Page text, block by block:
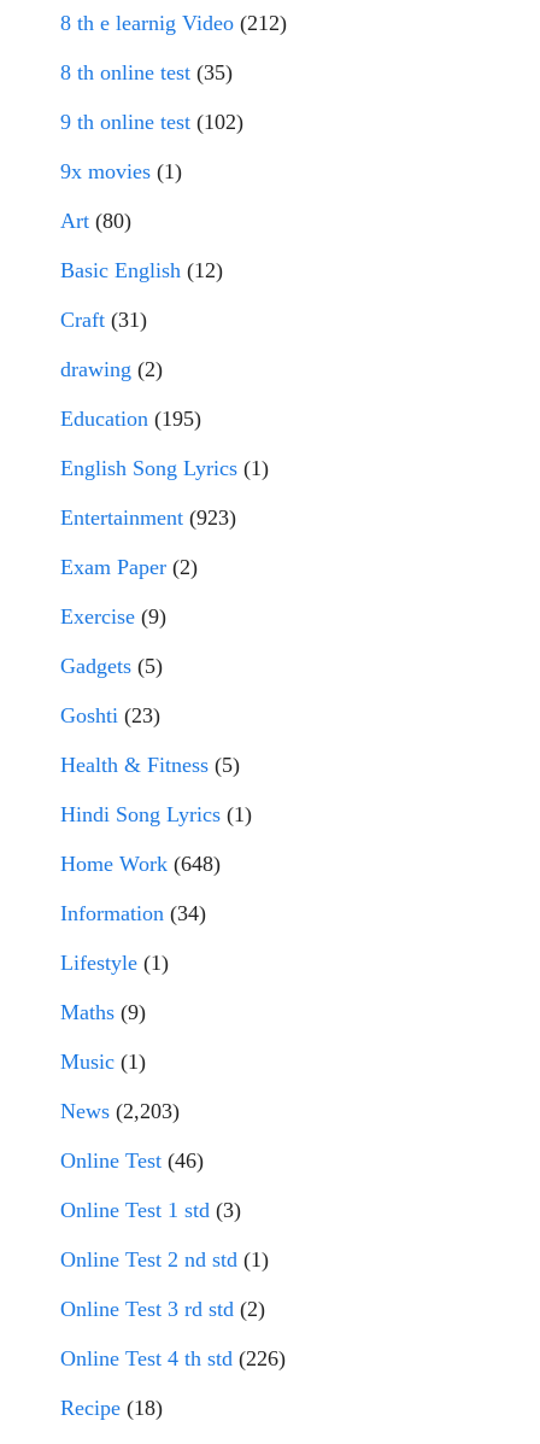
8 th e learnig Video (212)
8 th online test (35)
9 th online test (102)
9x movies (1)
Art (80)
Basic English (12)
Craft (31)
drawing (2)
Education (195)
English Song Lyrics (1)
Entertainment (923)
Exam Paper (2)
Exercise (9)
Gadgets (5)
Goshti (23)
Health & Fitness (5)
Hindi Song Lyrics (1)
Home Work (648)
Information (34)
Lifestyle (1)
Maths (9)
Music (1)
News (2,203)
Online Test (46)
Online Test 1 std (3)
Online Test 2 nd std (1)
Online Test 3 rd std (2)
Online Test 4 th std (226)
Recipe (18)